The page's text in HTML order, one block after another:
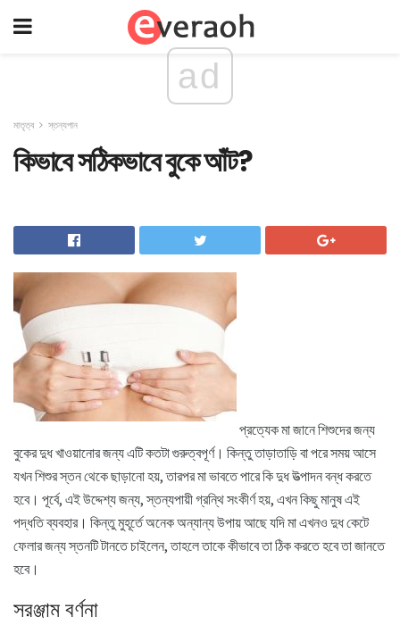
ad
মাতৃত্ব স্তন্যপান
কিভাবে সঠিকভাবে বুকে আঁট?
প্রত্যেক মা জানে শিশুদের জন্য
বুকের দুধ খাওয়ানোর জন্য এটি কতটা গুরুত্বপূর্ণ। কিন্তু তাড়াতাড়ি বা পরে সময় আসে
যখন শিশুর স্তন থেকে ছাড়ানো হয়, তারপর মা ভাবতে পারে কি দুধ উত্পাদন বন্ধ করতে
হবে। পূর্বে, এই উদ্দেশ্য জন্য, স্তন্যপায়ী গ্রন্থি সংকীর্ণ হয়, এখন কিছু মানুষ এই
পদ্ধতি ব্যবহার। কিন্তু মুহূর্তে অনেক অন্যান্য উপায় আছে যদি মা এখনও দুধ কেটে
ফেলার জন্য স্তনটি টানতে চাইলেন, তাহলে তাকে কীভাবে তা ঠিক করতে হবে তা জানতে
হবে।
সরঞ্জাম বর্ণনা